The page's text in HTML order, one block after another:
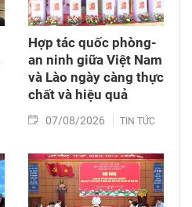
Hợp tác quốc phòng-
an ninh giữa Việt Nam
và Lào ngày càng thực
chất và hiệu quả
07/08/2026 TIN TỨC